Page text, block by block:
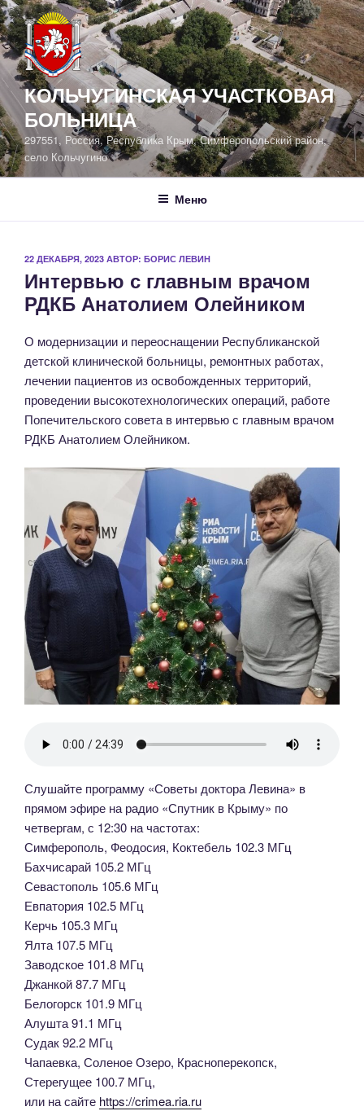
Перейти
к
содержимому
КОЛЬЧУГИНСКАЯ УЧАСТКОВАЯ
БОЛЬНИЦА
297551, Россия, Республика Крым, Симферопольский район,
село Кольчугино
Меню
ОПУБЛИКОВАНО
22 ДЕКАБРЯ, 2023 АВТОР: БОРИС ЛЕВИН
Интервью с главным врачом
РДКБ Анатолием Олейником
О модернизации и переоснащении Республиканской
детской клинической больницы, ремонтных работах,
лечении пациентов из освобожденных территорий,
проведении высокотехнологических операций, работе
Попечительского совета в интервью с главным врачом
РДКБ Анатолием Олейником.
Слушайте программу «Советы доктора Левина» в
прямом эфире на радио «Спутник в Крыму» по
четвергам, с 12:30 на частотах:
Симферополь, Феодосия, Коктебель 102.3 МГц
Бахчисарай 105.2 МГц
Севастополь 105.6 МГц
Евпатория 102.5 МГц
Керчь 105.3 МГц
Ялта 107.5 МГц
Заводское 101.8 МГц
Джанкой 87.7 МГц
Белогорск 101.9 МГц
Алушта 91.1 МГц
Судак 92.2 МГц
Чапаевка, Соленое Озеро, Красноперекопск,
Стерегущее 100.7 МГц,
или на сайте https://crimea.ria.ru